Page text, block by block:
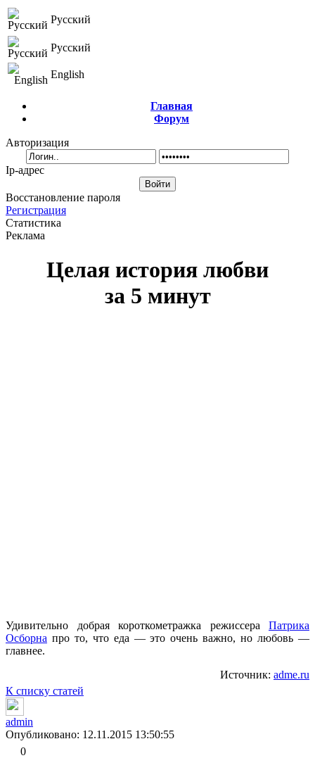
Русский
Русский
English
Главная
Форум
Авторизация
Ip-адрес
Восстановление пароля
Регистрация
Статистика
Реклама
Целая история любви
за 5 минут
Удивительно добрая короткометражка режиссера Патрика
Осборна про то, что еда — это очень важно, но любовь —
главнее.
Источник: adme.ru
К списку статей
admin
Опубликовано: 12.11.2015 13:50:55
0